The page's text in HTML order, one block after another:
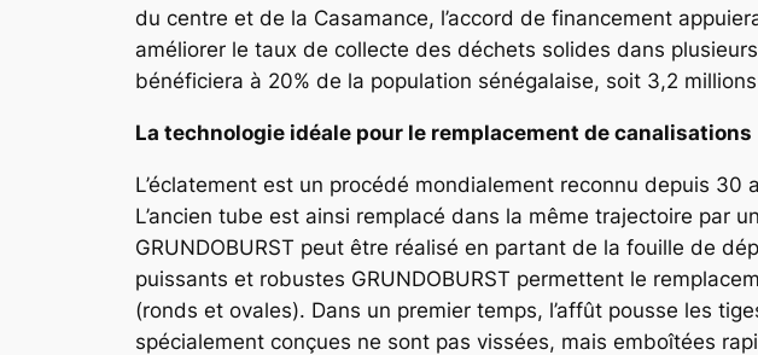
du centre et de la Casamance, l’accord de financement
améliorer le taux de collecte des déchets solides dans
bénéficiera à 20% de la population sénégalaise, soit 3,2
La technologie idéale pour le remplacement de canalisations
L’éclatement est un procédé mondialement reconnu depuis
L’ancien tube est ainsi remplacé dans la même trajectoire par
GRUNDOBURST peut être réalisé en partant de la fouille de
puissants et robustes GRUNDOBURST permettent le
(ronds et ovales). Dans un premier temps, l’affût pousse les
spécialement conçues ne sont pas vissées, mais emboîtées